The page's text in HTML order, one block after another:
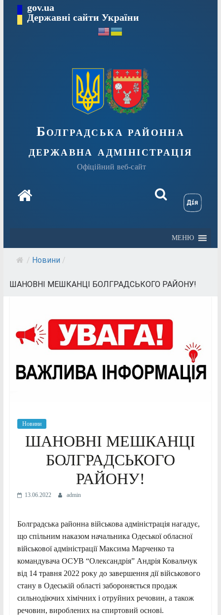
Перейтиgov.ua
Державні сайти України
Болградська районна
державна адміністрація
Офіційний веб-сайт
МЕНЮ
/ Новини /
ШАНОВНІ МЕШКАНЦІ БОЛГРАДСЬКОГО РАЙОНУ!
Новини
ШАНОВНІ МЕШКАНЦІ
БОЛГРАДСЬКОГО
РАЙОНУ!
13.06.2022 admin
Болградська районна військова адміністрація нагадує,
що спільним наказом начальника Одеської обласної
військової адміністрації Максима Марченко та
командувача ОСУВ “Олександрія” Андрія Ковальчук
від 14 травня 2022 року до завершення дії військового
стану в Одеській області забороняється продаж
сильнодіючих хімічних і отруйних речовин, а також
речовин, вироблених на спиртовий основі.